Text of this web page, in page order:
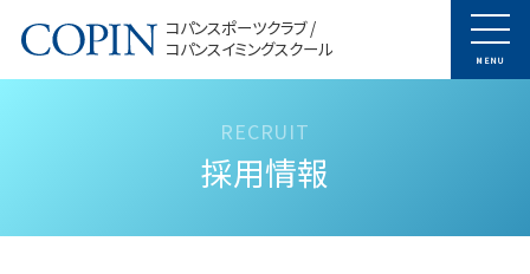
コパンスポーツクラブ /
コパンスイミングスクール
MENU
採用情報